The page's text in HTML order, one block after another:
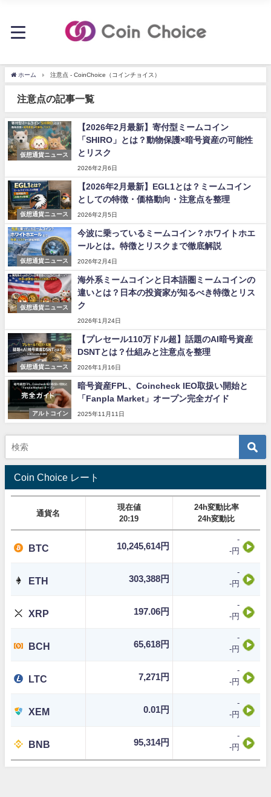
ホーム 注意点 - CoinChoice（コインチョイス）
注意点の記事一覧
仮想通貨ニュース
【2026年2月最新】寄付型ミームコイン
「SHIRO」とは？動物保護×暗号資産の可能性
とリスク
2026年2月6日
仮想通貨ニュース
【2026年2月最新】EGL1とは？ミームコイン
としての特徴・価格動向・注意点を整理
2026年2月5日
仮想通貨ニュース
今波に乗っているミームコイン？ホワイトホエ
ールとは。特徴とリスクまで徹底解説
2026年2月4日
仮想通貨ニュース
海外系ミームコインと日本語圏ミームコインの
違いとは？日本の投資家が知るべき特徴とリス
ク
2026年1月24日
仮想通貨ニュース
【プレセール110万ドル超】話題のAI暗号資産
DSNTとは？仕組みと注意点を整理
2026年1月16日
アルトコイン
暗号資産FPL、Coincheck IEO取扱い開始と
「Fanpla Market」オープン完全ガイド
2025年11月11日
Coin Choice レート
通貨名
現在値
20:19
24h変動比率
24h変動比
BTC 10,245,614円
-
-円
ETH 303,388円
-
-円
XRP 197.06円
-
-円
BCH 65,618円
-
-円
LTC 7,271円
-
-円
XEM 0.01円
-
-円
BNB 95,314円
-
-円